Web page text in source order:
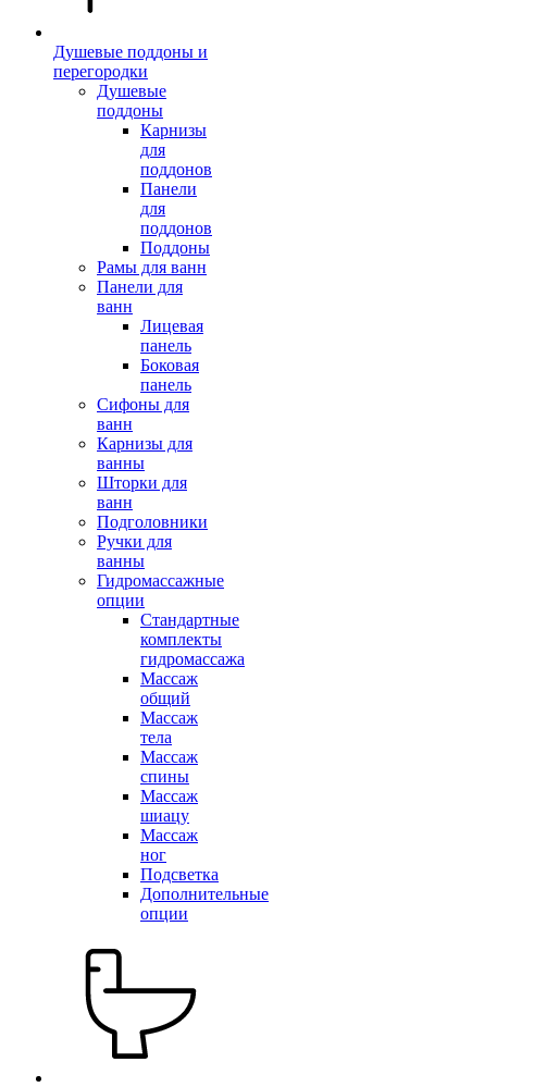
Душевые поддоны и
перегородки
Душевые
поддоны
Карнизы
для
поддонов
Панели
для
поддонов
Поддоны
Рамы для ванн
Панели для
ванн
Лицевая
панель
Боковая
панель
Сифоны для
ванн
Карнизы для
ванны
Шторки для
ванн
Подголовники
Ручки для
ванны
Гидромассажные
опции
Стандартные
комплекты
гидромассажа
Массаж
общий
Массаж
тела
Массаж
спины
Массаж
шиацу
Массаж
ног
Подсветка
Дополнительные
опции